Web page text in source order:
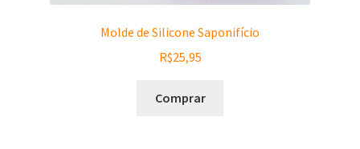
Molde de Silicone Saponifício
R$25,95
Comprar